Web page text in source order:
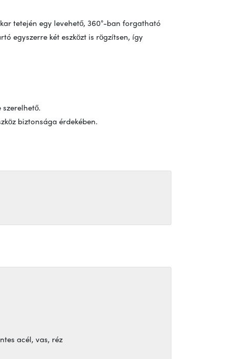
tetején egy levehető, 360°-ban forgatható
egyszerre két eszközt is rögzítsen, így
biztonsága érdekében.
acél, vas, réz